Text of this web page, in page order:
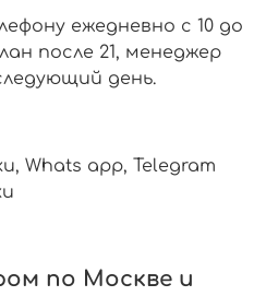
ежедневно с 10 до
после 21, менеджер
день.
Whats app, Telegram
по Москве и